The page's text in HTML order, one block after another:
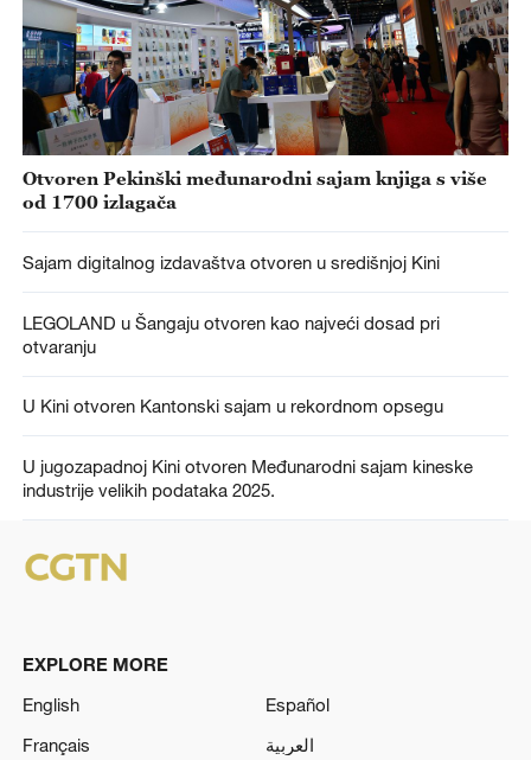
Otvoren Pekinški međunarodni sajam knjiga s više
od 1700 izlagača
Sajam digitalnog izdavaštva otvoren u središnjoj Kini
LEGOLAND u Šangaju otvoren kao najveći dosad pri
otvaranju
U Kini otvoren Kantonski sajam u rekordnom opsegu
U jugozapadnoj Kini otvoren Međunarodni sajam kineske
industrije velikih podataka 2025.
EXPLORE MORE
English
Español
Français
العربية